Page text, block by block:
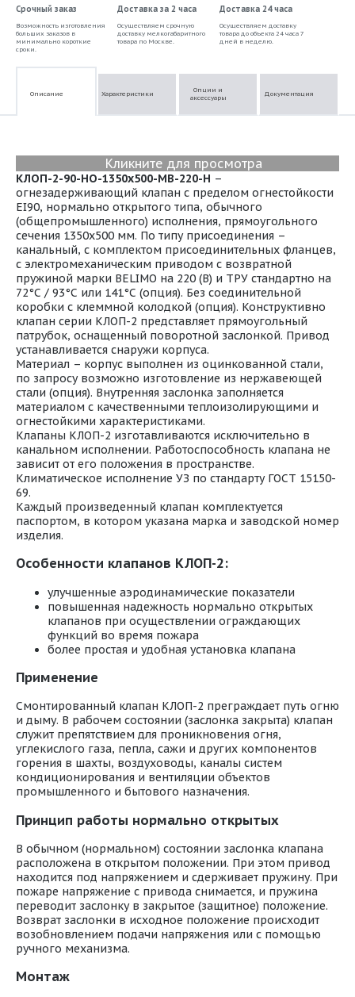
Срочный заказ
Возможность изготовления
больших заказов в
минимально короткие
сроки.
Доставка за 2 часа
Осуществляем срочную
доставку мелкогабаритного
товара по Москве.
Доставка 24 часа
Осуществляем доставку
товара до объекта 24 часа 7
дней в неделю.
Описание Характеристики
Опции и
аксессуары
Документация
Кликните для просмотра
КЛОП-2-90-НО-1350х500-МВ-220-Н –
огнезадерживающий клапан с пределом огнестойкости
EI90, нормально открытого типа, обычного
(общепромышленного) исполнения, прямоугольного
сечения 1350х500 мм. По типу присоединения –
канальный, с комплектом присоединительных фланцев,
с электромеханическим приводом с возвратной
пружиной марки BELIMO на 220 (В) и ТРУ стандартно на
72°С / 93°С или 141°С (опция). Без соединительной
коробки с клеммной колодкой (опция). Конструктивно
клапан серии КЛОП-2 представляет прямоугольный
патрубок, оснащенный поворотной заслонкой. Привод
устанавливается снаружи корпуса.
Материал – корпус выполнен из оцинкованной стали,
по запросу возможно изготовление из нержавеющей
стали (опция). Внутренняя заслонка заполняется
материалом с качественными теплоизолирующими и
огнестойкими характеристиками.
Клапаны КЛОП-2 изготавливаются исключительно в
канальном исполнении. Работоспособность клапана не
зависит от его положения в пространстве.
Климатическое исполнение УЗ по стандарту ГОСТ 15150-
69.
Каждый произведенный клапан комплектуется
паспортом, в котором указана марка и заводской номер
изделия.
Особенности клапанов КЛОП-2:
улучшенные аэродинамические показатели
повышенная надежность нормально открытых
клапанов при осуществлении ограждающих
функций во время пожара
более простая и удобная установка клапана
Применение
Смонтированный клапан КЛОП-2 преграждает путь огню
и дыму. В рабочем состоянии (заслонка закрыта) клапан
служит препятствием для проникновения огня,
углекислого газа, пепла, сажи и других компонентов
горения в шахты, воздуховоды, каналы систем
кондиционирования и вентиляции объектов
промышленного и бытового назначения.
Принцип работы нормально открытых
В обычном (нормальном) состоянии заслонка клапана
расположена в открытом положении. При этом привод
находится под напряжением и сдерживает пружину. При
пожаре напряжение с привода снимается, и пружина
переводит заслонку в закрытое (защитное) положение.
Возврат заслонки в исходное положение происходит
возобновлением подачи напряжения или с помощью
ручного механизма.
Монтаж